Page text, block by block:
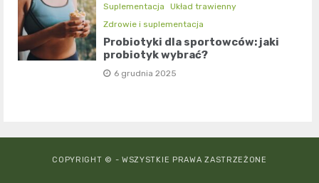
Suplementacja
Układ trawienny
Zdrowie i suplementacja
Probiotyki dla sportowców: jaki
probiotyk wybrać?
6 grudnia 2025
COPYRIGHT © - WSZYSTKIE PRAWA ZASTRZEŻONE